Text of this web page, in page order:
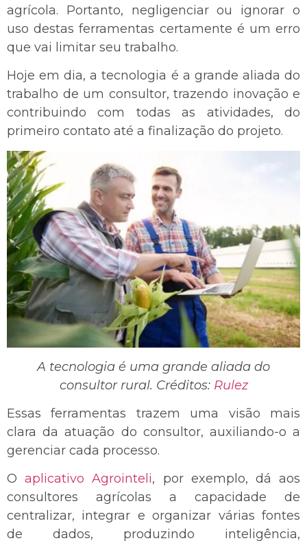
agrícola. Portanto, negligenciar ou ignorar o
uso destas ferramentas certamente é um erro
que vai limitar seu trabalho.
Hoje em dia, a tecnologia é a grande aliada do
trabalho de um consultor, trazendo inovação e
contribuindo com todas as atividades, do
primeiro contato até a finalização do projeto.
A tecnologia é uma grande aliada do
consultor rural. Créditos: Rulez
Essas ferramentas trazem uma visão mais
clara da atuação do consultor, auxiliando-o a
gerenciar cada processo.
Oaplicativo Agrointeli, por exemplo, dá aos
consultores agrícolas a capacidade de
centralizar, integrar e organizar várias fontes
de dados, produzindo inteligência,